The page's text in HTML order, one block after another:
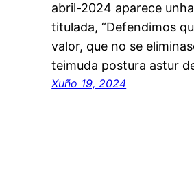
abril-2024 aparece
titulada, “Defendimos
valor, que no se
teimuda postura astur
Xuño 19, 2024